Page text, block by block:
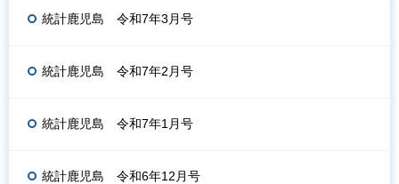
統計鹿児島 令和7年3月号
統計鹿児島 令和7年2月号
統計鹿児島 令和7年1月号
統計鹿児島 令和6年12月号